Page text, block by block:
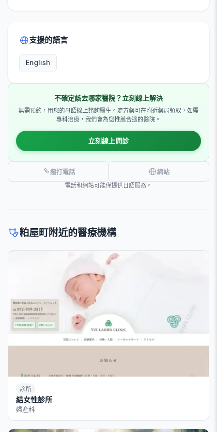
支援的語言
English
不確定該去哪家醫院？立刻線上解決
無需預約，用您的母語線上諮詢醫生。處方藥可在附近藥局領取，如需
專科治療，我們會為您推薦合適的醫院。
立刻線上問診
撥打電話 網站
電話和網站可能僅提供日語服務。
粕屋町附近的醫療機構
診所
結女性診所
婦產科